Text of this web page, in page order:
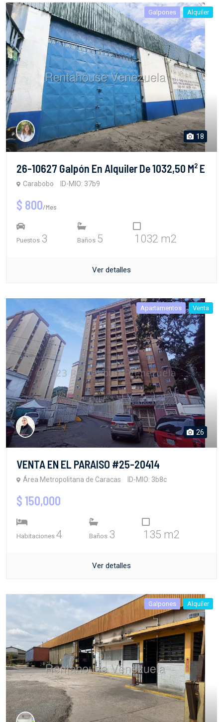
Galpones Alquiler
18
26-10627 Galpón En Alquiler De 1032,50 M² E
Carabobo ID-MIO: 37b9
$ 800/Mes
Puestos 3 Baños 5 1032 m2
Ver detalles
Apartamentos Venta
26
VENTA EN EL PARAISO #25-20414
Área Metropolitana de Caracas ID-MIO: 3b8c
$ 150,000
Habitaciones 4 Baños 3 135 m2
Ver detalles
Galpones Alquiler